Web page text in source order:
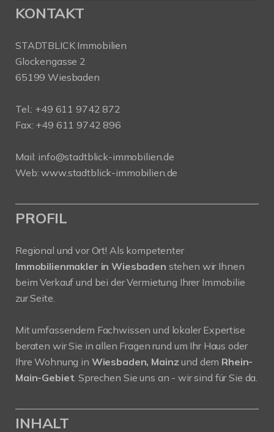
KONTAKT
STADTBLICK Immobilien
Glockengasse 2
65199 Wiesbaden
Tel.: +49 611 9742 872
Fax: +49 611 9742 896
Mail: info@stadtblick-immobilien.de
Web:www.stadtblick-immobilien.de
PROFIL
Regional und vor Ort! Als kompetenter
Immobilienmakler in Wiesbaden stehen wir Ihnen
beim Verkauf und bei der Vermietung Ihrer Immobilie
zur Seite.
Mit umfassendem Fachwissen und lokaler Expertise
beraten wir Sie in allen Fragen rund um Ihr Haus oder
Ihre Wohnung in Wiesbaden, Mainzund dem Rhein-
Main-Gebiet. Sprechen Sie uns an - wir sind für Sie da.
INHALT